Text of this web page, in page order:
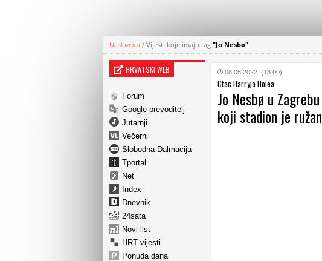
Naslovnica / Vijesti koje imaju tag "Jo Nesbø"
HRVATSKI WEB
Forum
Google prevoditelj
Jutarnji
Večernji
Slobodna Dalmacija
Tportal
Net
Index
Dnevnik
24sata
Novi list
HRT vijesti
Ponuda dana
08.05.2022. (13:00)
Otac Harryja Holea
Jo Nesbø u
koji stadion je